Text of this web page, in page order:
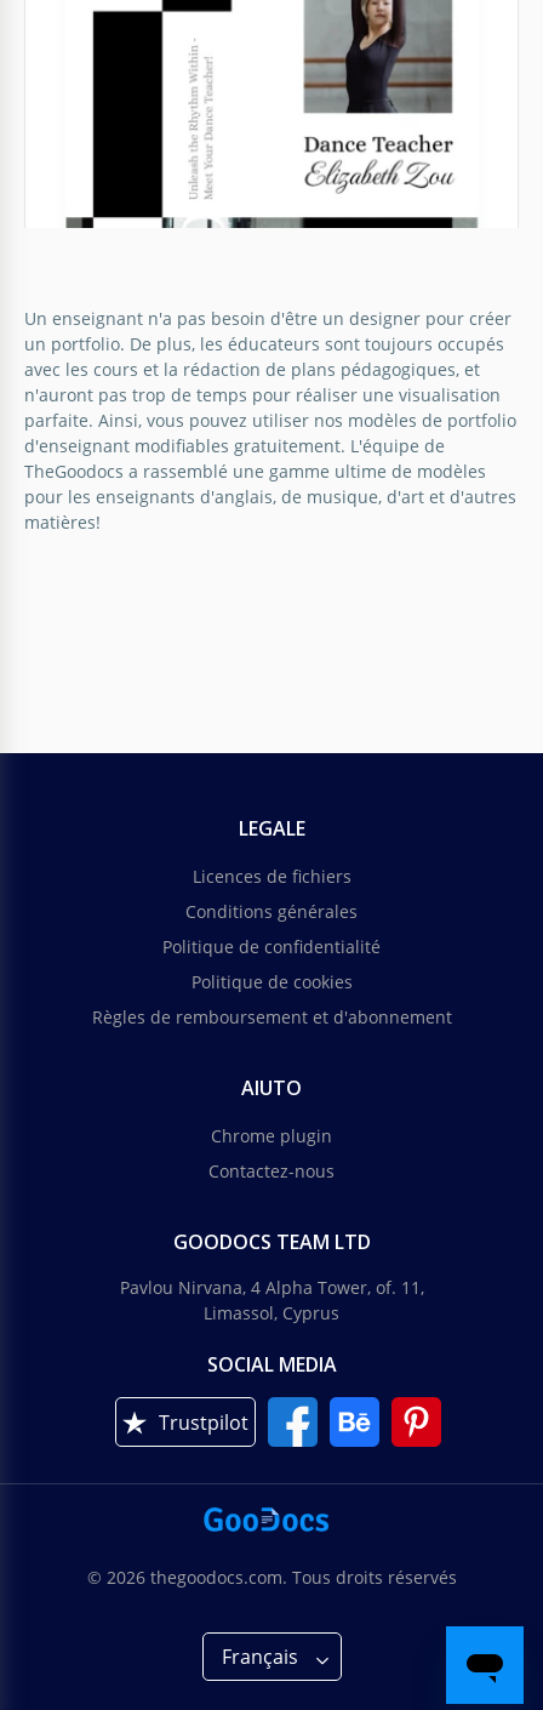
Portfolio de l'enseignant
Notre modèle de Portfolio d'Enseignant est adapté à
tous les enseignants à la recherche d'un nouvel
emploi.
Google Docs
Portefeuille d'enseignant écologique
Voulez-vous que plus d'étudiants assistent à vos
cours ? Publiez votre portfolio sur l'un des sites de
votre passion avec notre modèle de magnifique
portfolio enseignant.
Portfolio d'enseignant en UI/UX
Créez une présence en ligne impressionnante avec
notre modèle de portfolio pour enseignant en UI/UX.
Démarquez-vous de la foule avec notre modèle de
Portfolio d'enseignant Violet
Portefeuille d'enseignant violet.
Un enseignant n'a pas besoin d'être un designer pour créer
un portfolio. De plus, les éducateurs sont toujours occupés
avec les cours et la rédaction de plans pédagogiques, et
n'auront pas trop de temps pour réaliser une visualisation
parfaite. Ainsi, vous pouvez utiliser nos modèles de portfolio
d'enseignant modifiables gratuitement. L'équipe de
TheGoodocs a rassemblé une gamme ultime de modèles
pour les enseignants d'anglais, de musique, d'art et d'autres
matières!
LEGALE
Licences de fichiers
Conditions générales
Politique de confidentialité
Politique de cookies
Règles de remboursement et d'abonnement
AIUTO
Chrome plugin
Contactez-nous
GOODOCS TEAM LTD
Pavlou Nirvana, 4 Alpha Tower, of. 11,
Limassol, Cyprus
SOCIAL MEDIA
Trustpilot
© 2026 thegoodocs.com. Tous droits réservés
Français